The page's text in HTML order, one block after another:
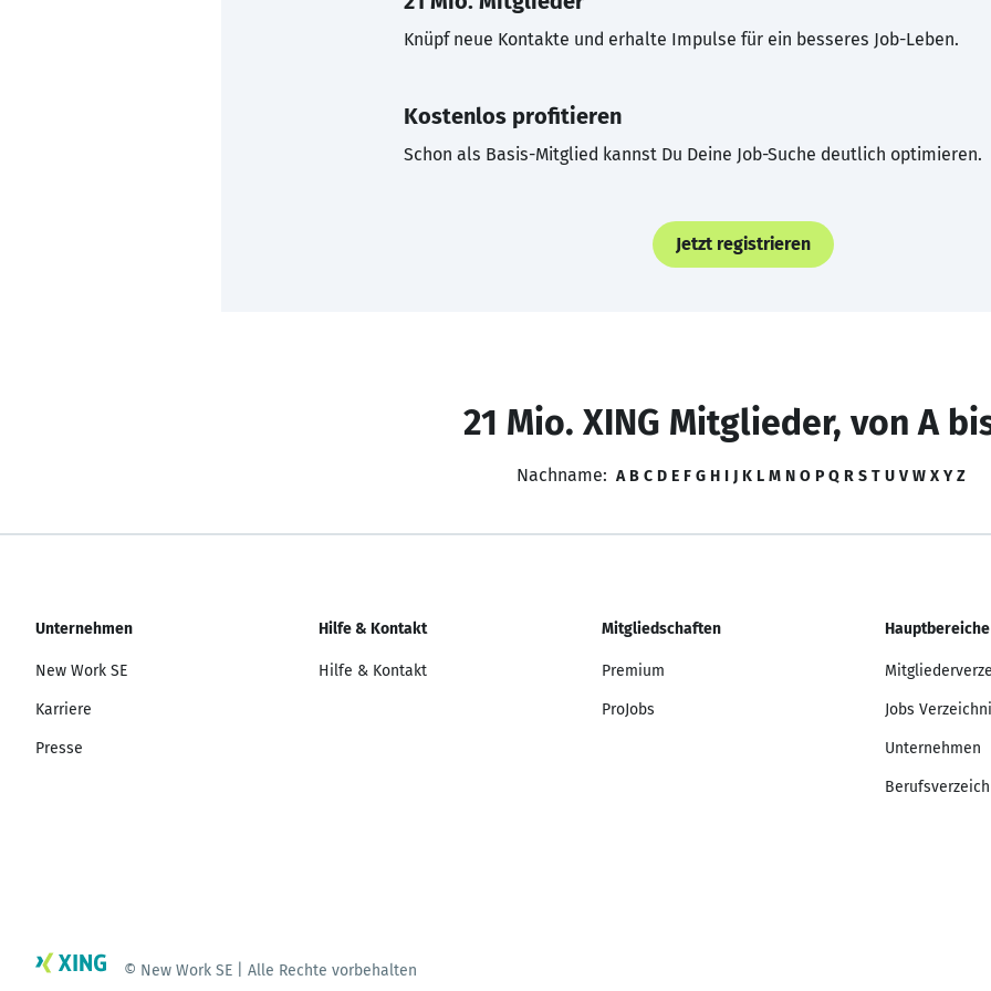
Knüpf neue Kontakte und erhalte Impulse für ein besseres Job-Leben.
Kostenlos profitieren
Schon als Basis-Mitglied kannst Du Deine Job-Suche deutlich optimieren.
Jetzt registrieren
21 Mio. XING Mitglieder, von A
Nachname: A B C D E F G H I J K L M N O P Q R S T U V W X Y Z
Unternehmen
New Work SE
Karriere
Presse
Hilfe & Kontakt
Hilfe & Kontakt
Mitgliedschaften
Premium
ProJobs
Hauptbereiche
Jobs
Unternehmen
© New Work SE | Alle Rechte vorbehalten